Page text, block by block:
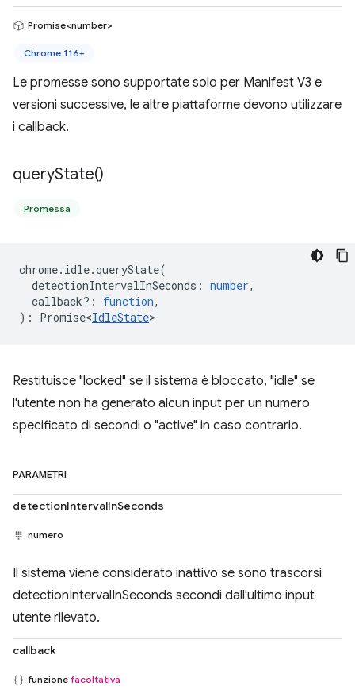
Promise<number>
Chrome 116+
Le promesse sono supportate solo per Manifest V3 e
versioni successive, le altre piattaforme devono utilizzare
i callback.
queryState()
Promessa
chrome. idle.queryState(
detectionIntervalInSeconds : number,
callback? : function,
) : Promise<IdleState>
Restituisce "locked" se il sistema è bloccato, "idle" se
l'utente non ha generato alcun input per un numero
specificato di secondi o "active" in caso contrario.
PARAMETRI
detectionIntervalInSeconds
numero
Il sistema viene considerato inattivo se sono trascorsi
detectionIntervalInSeconds secondi dall'ultimo input
utente rilevato.
callback
funzione facoltativa